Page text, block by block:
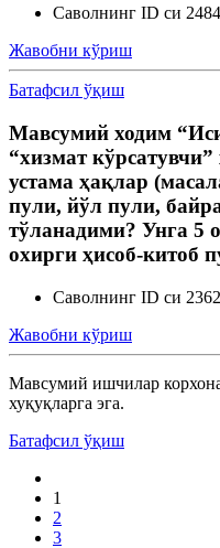
Саволнинг ID си
Жавобни кўриш
Батафсил ўқиш
Мавсумий ходим
“хизмат
устама ҳақлар
пули, йўл пули,
тўланадими? Унга 5
охирги ҳисоб-китоб
Саволнинг ID си
Жавобни кўриш
Мавсумий ишчилар
хуқуқларга эга.
Батафсил ўқиш
1
2
3